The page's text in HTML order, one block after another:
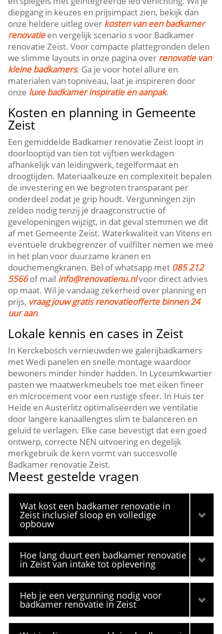
diepgang in keuzes en prijsimpact zien, bekijk dan
onze heldere uitleg over kosten van een badkamer
renovatieen vergelijk scenario s voor Badkamer
renovatie Zeist.​ Voor compacte plattegronden delen
we slimme layouts in onze pagina over renovatie van
kleine badkamers.​ Ga je voor hotel allure en
materialen van topniveau, laat je inspireren door
onze luxe badkamer inspiratie en aanpak.​
Kosten en planning in Gemeente
Zeist
Een gemiddelde Badkamer renovatie Zeist loopt in
doorlooptijd van tien tot vijftien werkdagen
afhankelijk van leidingwerk, tegelformaat en
droogtijden.​ Materiaalkeuze en complexiteit bepalen
de investering en we begroten transparant per
onderdeel zodat je grip houdt.​ Vergunningen zijn
zelden nodig tenzij je draagconstructie of
gevelopeningen wijzigt, in dat geval stemmen we dit
af met Gemeente Zeist.​ Waterkwaliteit van Vitens en
eventuele drukbegrenzer of vuilfilter nemen we mee
in het plan voor duurzame kranen en
douchemengkranen.​ Bel of whatsapp met 085 212
5566of mail info@renovatienu.​nlvoor direct advies
op maat.​ Wil je vandaag zekerheid over planning en
prijs, vraag jouw gratis renovatieofferte binnen 24
uur aan.​
Lokale kennis en cases in Zeist
In Kerckebosch vernieuwden we galerijbadkamers
met Wedi panelen en snelle montage waardoor
bewoners minder hinder hadden.​ In Lyceumkwartier
pasten we maatwerkmeubels toe met eiken fineer
en microcement voor een rustige sfeer.​ In Huis ter
Heide en Austerlitz optimaliseerden we ventilatie
door langere kanaallengtes slim te balanceren en
geluid te verlagen.​ Elke case bevestigt dat een goed
ontwerp, correcte NEN uitvoering en degelijk
merkgebruik de kern vormt van succesvolle
Badkamer renovatie Zeist.​
Meest gestelde vragen
Wat kost een badkamer renovatie in
Zeist inclusief sloop en volledige
opbouw
Hoe lang duurt een badkamer renovatie
in Zeist van intake tot oplevering
Heb je een vergunning nodig voor
badkamer renovatie in Zeist